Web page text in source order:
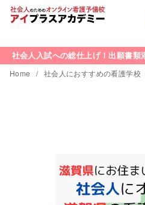
社会人入試への総仕上げ！出願書類
Home 社会人におすすめの看護学校